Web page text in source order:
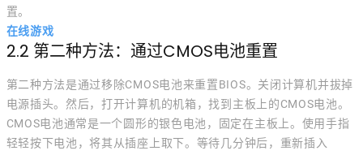
置。
在线游戏
2.2 第二种方法：通过CMOS电池重置
第二种方法是通过移除CMOS电池来重置BIOS。关闭计算机并拔掉
电源插头。然后，打开计算机的机箱，找到主板上的CMOS电池。
CMOS电池通常是一个圆形的银色电池，固定在主板上。使用手指
轻轻按下电池，将其从插座上取下。等待几分钟后，重新插入